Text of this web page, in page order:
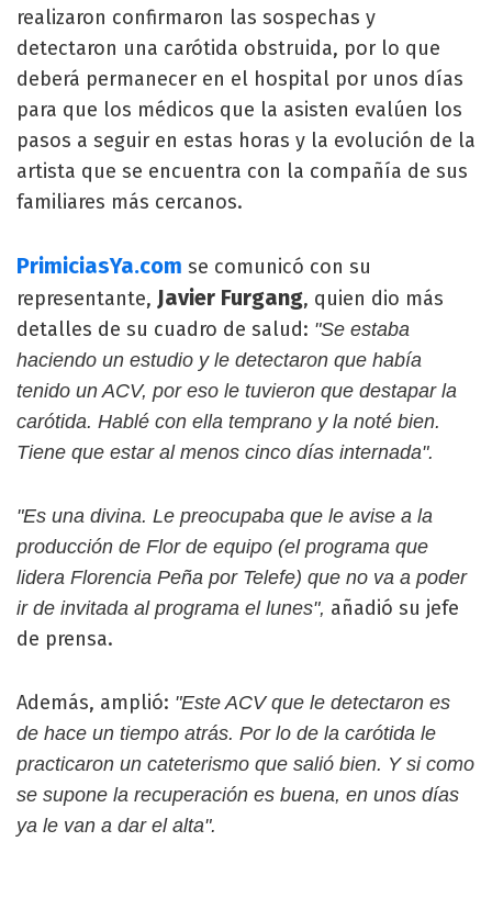
realizaron confirmaron las sospechas y
detectaron una carótida obstruida, por lo que
deberá permanecer en el hospital por unos días
para que los médicos que la asisten evalúen los
pasos a seguir en estas horas y la evolución de la
artista que se encuentra con la compañía de sus
familiares más cercanos.
PrimiciasYa.com se comunicó con su
representante, Javier Furgang, quien dio más
detalles de su cuadro de salud: "Se estaba
haciendo un estudio y le detectaron que había
tenido un ACV, por eso le tuvieron que destapar la
carótida. Hablé con ella temprano y la noté bien.
Tiene que estar al menos cinco días internada".
"Es una divina. Le preocupaba que le avise a la
producción de Flor de equipo (el programa que
lidera Florencia Peña por Telefe) que no va a poder
ir de invitada al programa el lunes", añadió su jefe
de prensa.
Además, amplió: "Este ACV que le detectaron es
de hace un tiempo atrás. Por lo de la carótida le
practicaron un cateterismo que salió bien. Y si como
se supone la recuperación es buena, en unos días
ya le van a dar el alta".